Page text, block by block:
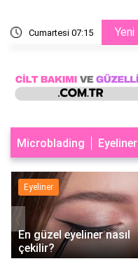
Cumartesi 07:15 Yeni
Microblading Eyeliner
Eyeliner
En güzel eyeliner nasıl
çekilir?
‹